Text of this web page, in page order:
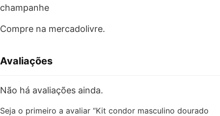
champanhe
Compre na mercadolivre.
Avaliações
Não há avaliações ainda.
Seja o primeiro a avaliar “Kit condor masculino dourado